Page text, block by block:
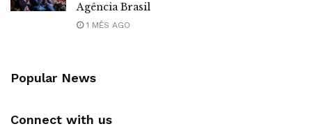
Agência Brasil
1 MÊS AGO
Popular News
Connect with us